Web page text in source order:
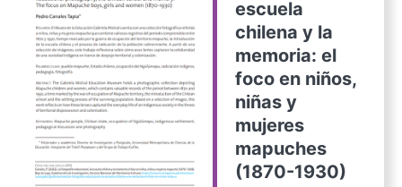
escuela
chilena y la
memoria: el
foco en niños,
niñas y
mujeres
mapuches
(1870-1930)